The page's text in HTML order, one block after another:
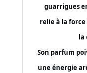
guarrigues
relie à la
la
Son parfum
une énergie